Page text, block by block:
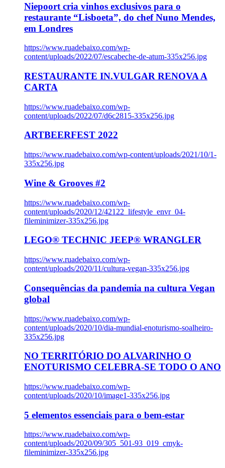
Niepoort cria vinhos exclusivos para o
restaurante “Lisboeta”, do chef Nuno Mendes,
em Londres
https://www.ruadebaixo.com/wp-
content/uploads/2022/07/escabeche-de-atum-335x256.jpg
RESTAURANTE IN.VULGAR RENOVA A
CARTA
https://www.ruadebaixo.com/wp-
content/uploads/2022/07/d6c2815-335x256.jpg
ARTBEERFEST 2022
https://www.ruadebaixo.com/wp-content/uploads/2021/10/1-
335x256.jpg
Wine & Grooves #2
https://www.ruadebaixo.com/wp-
content/uploads/2020/12/42122_lifestyle_envr_04-
fileminimizer-335x256.jpg
LEGO® TECHNIC JEEP® WRANGLER
https://www.ruadebaixo.com/wp-
content/uploads/2020/11/cultura-vegan-335x256.jpg
Consequências da pandemia na cultura Vegan
global
https://www.ruadebaixo.com/wp-
content/uploads/2020/10/dia-mundial-enoturismo-soalheiro-
335x256.jpg
NO TERRITÓRIO DO ALVARINHO O
ENOTURISMO CELEBRA-SE TODO O ANO
https://www.ruadebaixo.com/wp-
content/uploads/2020/10/image1-335x256.jpg
5 elementos essenciais para o bem-estar
https://www.ruadebaixo.com/wp-
content/uploads/2020/09/305_501-93_019_cmyk-
fileminimizer-335x256.jpg